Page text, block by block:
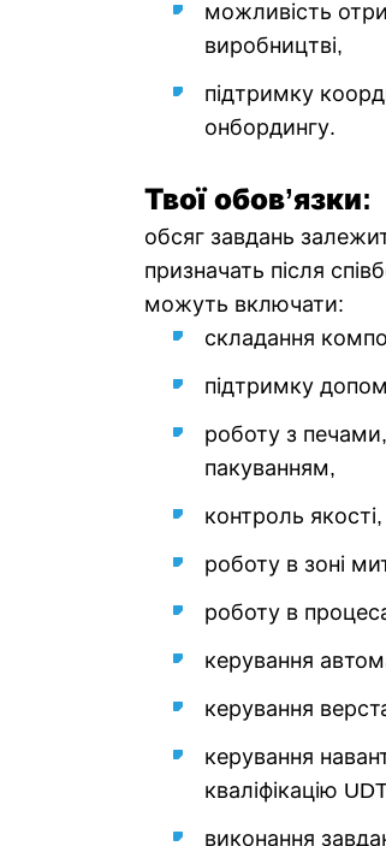
можливість
виробництві,
підтримку
онбордингу.
Твої обов’язки:
обсяг завдань
призначать після
можуть включати:
складання
підтримку
роботу з
пакуванням,
контроль якості,
роботу в зоні
роботу в
керування
керування
керування
кваліфікацію
виконання